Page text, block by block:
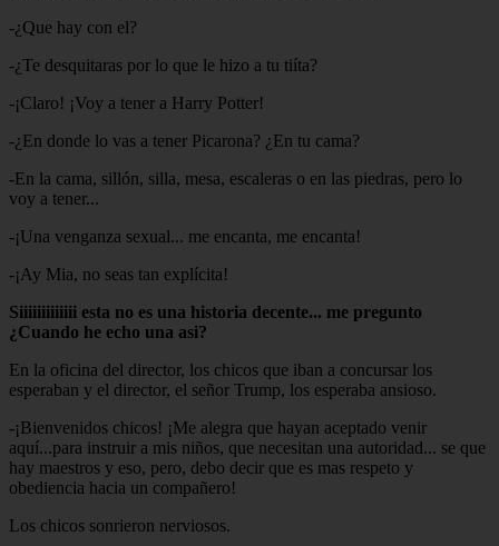
-¿Que hay con el?
-¿Te desquitaras por lo que le hizo a tu tiíta?
-¡Claro! ¡Voy a tener a Harry Potter!
-¿En donde lo vas a tener Picarona? ¿En tu cama?
-En la cama, sillón, silla, mesa, escaleras o en las piedras, pero lo
voy a tener...
-¡Una venganza sexual... me encanta, me encanta!
-¡Ay Mia, no seas tan explícita!
Siiiiiiiiiiiii esta no es una historia decente... me pregunto
¿Cuando he echo una asi?
En la oficina del director, los chicos que iban a concursar los
esperaban y el director, el señor Trump, los esperaba ansioso.
-¡Bienvenidos chicos! ¡Me alegra que hayan aceptado venir
aquí...para instruir a mis niños, que necesitan una autoridad... se que
hay maestros y eso, pero, debo decir que es mas respeto y
obediencia hacia un compañero!
Los chicos sonrieron nerviosos.